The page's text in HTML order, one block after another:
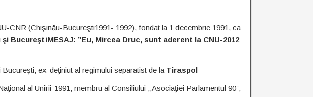
CNR (Chişinău-Bucureşti1991- 1992), fondat la 1 decembrie 1991, ca
şi BucureştiMESAJ: ”Eu, Mircea Druc, sunt aderent la CNU-2012
ex-deţiniut al regimului separatist de la Tiraspol
al Unirii-1991, membru al Consiliului ,,Asociaţiei Parlamentul 90”,